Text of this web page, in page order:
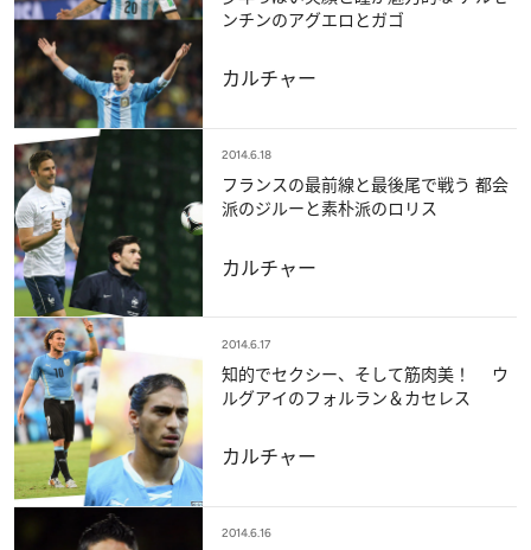
ンチンのアグエロとガゴ
カルチャー
2014.6.18
フランスの最前線と最後尾で戦う 都会
派のジルーと素朴派のロリス
カルチャー
2014.6.17
知的でセクシー、そして筋肉美！ ウ
ルグアイのフォルラン＆カセレス
カルチャー
2014.6.16